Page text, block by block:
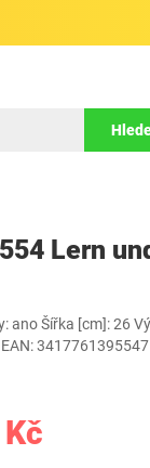
Lern
ano Šířka [cm]: 26